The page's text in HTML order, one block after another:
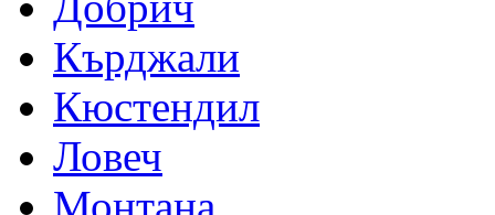
Кърджали
Кюстендил
Ловеч
Монтана